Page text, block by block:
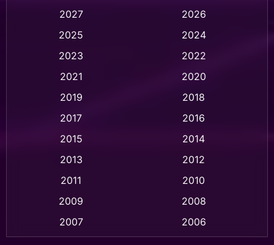
Animation การ์ตูน (32)
Animation แอนิเมชัน (1)
Animation แอนิเมชั่น (1)
Based on a True Story เรื่องจริง(36)
2027
2026
2025
2024
2023
2022
2021
2020
2019
2018
2017
2016
2015
2014
2013
2012
2011
2010
2009
2008
2007
2006